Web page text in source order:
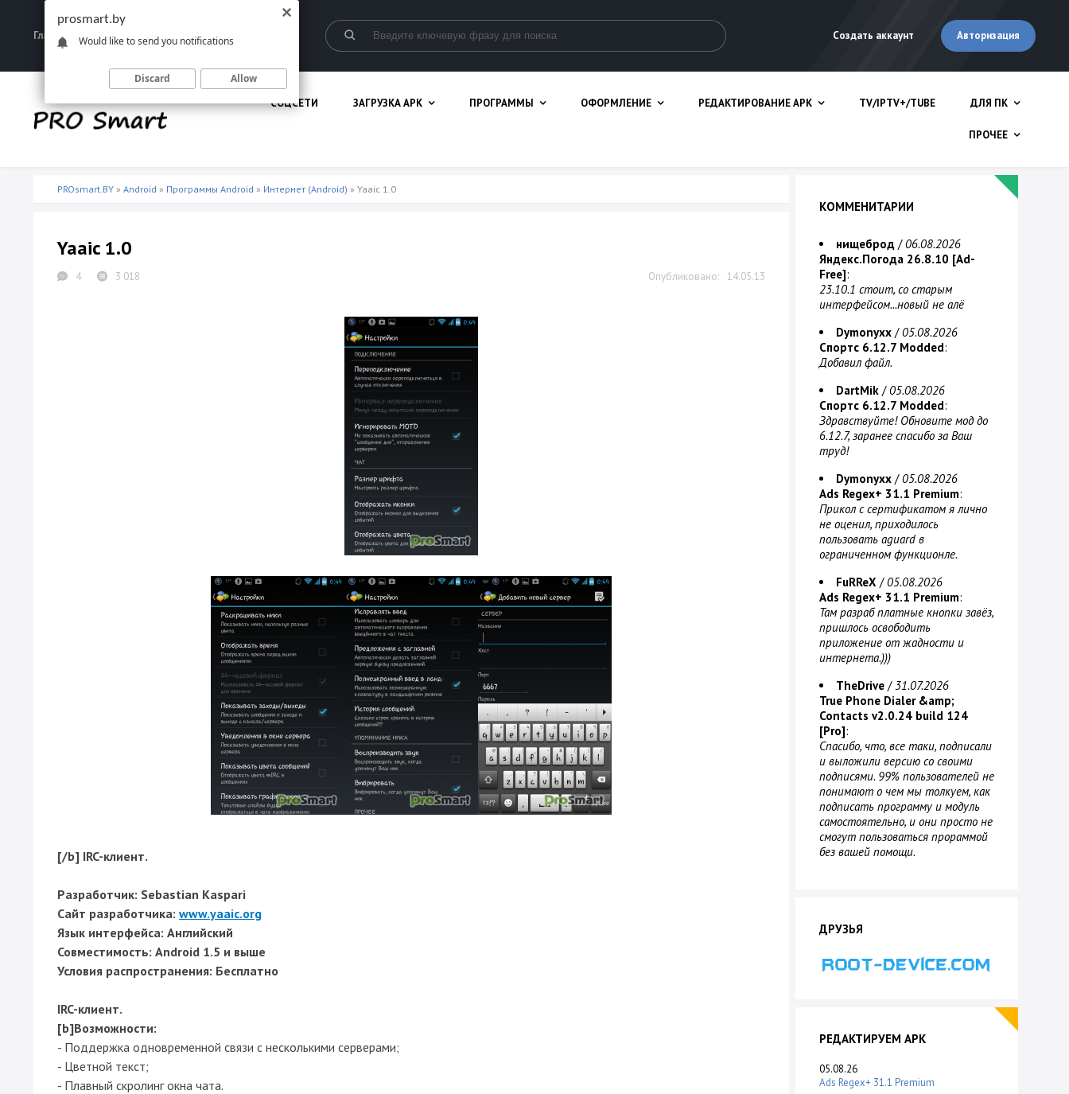
Главная Запрещенные материалы Создать аккаунт Авторизация
СОЦСЕТИ ЗАГРУЗКА APK ПРОГРАММЫ ОФОРМЛЕНИЕ РЕДАКТИРОВАНИЕ APK TV/IPTV+/TUBE ДЛЯ ПК
ПРОЧЕЕ
PROsmart.BY » Android » Программы Android » Интернет (Android) » Yaaic 1.0
Yaaic 1.0
14.05.13
4 3 018
[/b] IRC-клиент.
Разработчик: Sebastian Kaspari
Сайт разработчика: www.yaaic.org
Язык интерфейса: Английский
Совместимость: Android 1.5 и выше
Условия распространения: Бесплатно
IRC-клиент.
[b]Возможности:
- Поддержка одновременной связи с несколькими серверами;
- Цветной текст;
- Плавный скролинг окна чата.
КОММЕНИТАРИИ
нищеброд /06.08.2026
Яндекс.Погода 26.8.10 [Ad-
Free]:
23.10.1 стоит, со старым
интерфейсом...новый не алё
Dymonyxx /05.08.2026
Спортс 6.12.7 Modded:
Добавил файл.
DartMik /05.08.2026
Спортс 6.12.7 Modded:
Здравствуйте! Обновите мод до
6.12.7, заранее спасибо за Ваш
труд!
Dymonyxx /05.08.2026
Ads Regex+ 31.1 Premium:
Прикол с сертификатом я лично
не оценил, приходилось
пользовать aguard в
ограниченном функционле.
FuRReX /05.08.2026
Ads Regex+ 31.1 Premium:
Там разраб платные кнопки завёз,
пришлось освободить
приложение от жадности и
интернета.)))
TheDrive /31.07.2026
True Phone Dialer &amp;
Contacts v2.0.24 build 124
[Pro]:
Спасибо, что, все таки, подписали
и выложили версию со своими
подписями. 99% пользователей не
понимают о чем мы толкуем, как
подписать программу и модуль
самостоятельно, и они просто не
смогут пользоваться прораммой
без вашей помощи.
ДРУЗЬЯ
РЕДАКТИРУЕМ APK
05.08.26
Ads Regex+ 31.1 Premium
prosmart.by
Would like to send you notifications
Discard Allow